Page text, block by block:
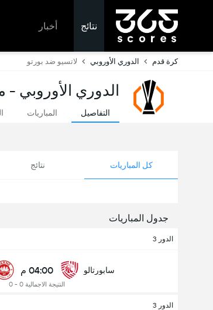
نتائج أخبار
كرة قدم الدوري الأوروبي لاتسيو ضد بورتو
الدوري الأوروبي -
التفاصيل المباريات
كل المباريات نتائج
جدول المباريات
الدور 3
سابورتالو 04:00 م
النتيجة الاجمالية 0 - 0
الدور 3